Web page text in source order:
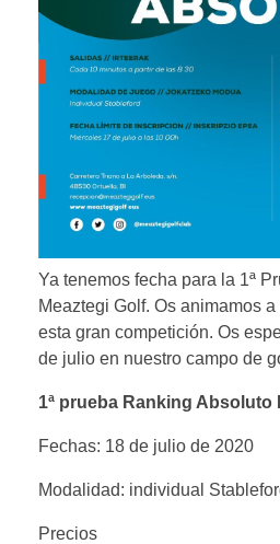
Ya tenemos fecha para la 1ª
Meaztegi Golf. Os animamos
esta gran competición. Os
de julio en nuestro campo de
1ª prueba Ranking Absoluto
Fechas: 18 de julio de 2020
Modalidad: individual
Precios